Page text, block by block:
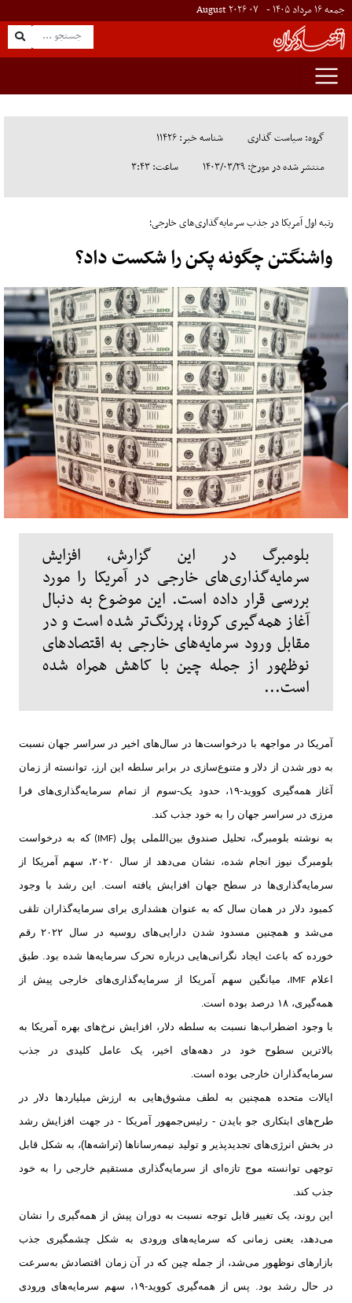
جمعه ۱۶ مرداد ۱۴۰۵ - ۰۷۲۰۲۶
گروه: سیاست گذاری
شناسه خبر: ۱۱۴۲۶
منتشر شده در مورخ: ۱۴۰۳/۰۳/۲۹
ساعت: ۳:۴۳
رتبه اول آمریکا در جذب سرمایه‌گذاری‌های خارجی؛
واشنگتن چگونه پکن را شکست داد؟
بلومبرگ در این گزارش، افزایش
سرمایه‌گذاری‌های خارجی در آمریکا را مورد
بررسی قرار داده است. این موضوع به دنبال
آغاز همه‌گیری کرونا، پررنگ‌تر شده است و در
مقابل ورود سرمایه‌های خارجی به اقتصادهای
نوظهور از جمله چین با کاهش همراه شده
است...
آمریکا در مواجهه با درخواست‌ها در سال‌های اخیر در سراسر جهان نسبت
به دور شدن از دلار و متنوع‌سازی در برابر سلطه این ارز، توانسته از زمان
آغاز همه‌گیری کووید-۱۹، حدود یک‌-سوم از تمام سرمایه‌گذاری‌های فرا
مرزی در سراسر جهان را به خود جذب کند.
به نوشته بلومبرگ، تحلیل صندوق بین‌اللملی پول (IMF)
که به درخواست
بلومبرگ نیوز انجام‌ شده، نشان می‌دهد از سال ۲۰۲۰، سهم آمریکا از
سرمایه‌گذاری‌ها در سطح جهان افزایش یافته است. این رشد با وجود
کمبود دلار در همان سال که به عنوان هشداری برای سرمایه‌گذاران تلقی
می‌شد و همچنین مسدود شدن دارایی‌های روسیه در سال ۲۰۲۲ رقم
خورده که باعث ایجاد نگرانی‌هایی درباره تحرک سرمایه‌ها شده بود. طبق
اعلام IMF
، میانگین سهم آمریکا از سرمایه‌گذاری‌های خارجی پیش از
همه‌گیری، ۱۸ درصد بوده است
.
با وجود اضطراب‌ها نسبت به سلطه دلار، افزایش نرخ‌های بهره آمریکا به
بالاترین سطوح خود در دهه‌های اخیر، یک عامل کلیدی در جذب
سرمایه‌گذاران خارجی بوده است.
ایالات متحده همچنین به لطف مشوق‌هایی به ارزش میلیاردها دلار در
طرح‌های ابتکاری جو بایدن - رئیس‌جمهور آمریکا - در جهت افزایش رشد
در بخش انرژی‌های تجدیدپذیر و تولید نیمه‌رساناها (تراشه‌ها)، به شکل قابل
توجهی توانسته موج تازه‌ای از سرمایه‌گذاری مستقیم خارجی را به خود
جذب کند.
این روند، یک تغییر قابل توجه نسبت به دوران پیش از همه‌گیری را نشان
می‌دهد، یعنی زمانی که سرمایه‌های ورودی به شکل چشمگیری جذب
بازارهای نوظهور می‌شد، از جمله چین که در آن زمان اقتصادش به‌سرعت
در حال رشد بود. پس از همه‌گیری کووید-۱۹، سهم سرمایه‌های ورودی